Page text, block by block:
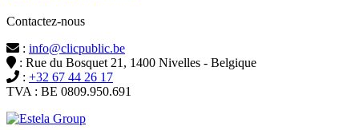
Contactez-nous
: info@clicpublic.be
: Rue du Bosquet 21, 1400 Nivelles - Belgique
: +32 67 44 26 17
TVA : BE 0809.950.691